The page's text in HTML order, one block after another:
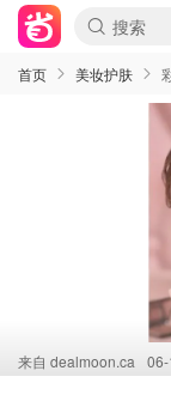
首页 美妆护肤
来自 dealmoon.ca